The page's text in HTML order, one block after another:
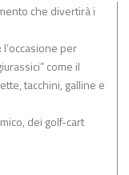
che divertirà i
per
come il
tacchini, galline e
dei golf-cart